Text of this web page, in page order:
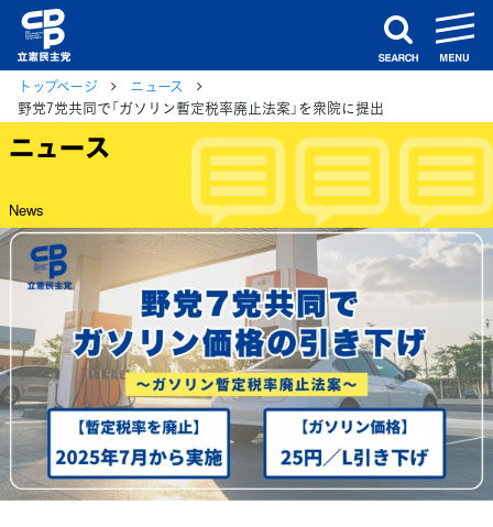
search
トップページ
ニュース
野党7党共同で「ガソリン暫定税率廃止法案」を衆院に提出
ニュース
News